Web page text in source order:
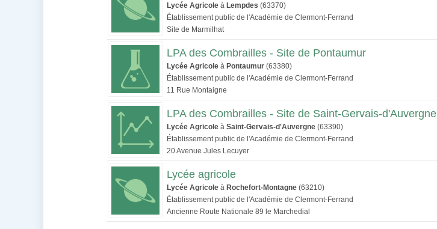
Lycée Agricole à Lempdes (63370)
Établissement public de l'Académie de Clermont-Ferrand
Site de Marmilhat
LPA des Combrailles - Site de Pontaumur
Lycée Agricole à Pontaumur (63380)
Établissement public de l'Académie de Clermont-Ferrand
11 Rue Montaigne
LPA des Combrailles - Site de Saint-Gervais-d'Auvergne
Lycée Agricole à Saint-Gervais-d'Auvergne (63390)
Établissement public de l'Académie de Clermont-Ferrand
20 Avenue Jules Lecuyer
Lycée agricole
Lycée Agricole à Rochefort-Montagne (63210)
Établissement public de l'Académie de Clermont-Ferrand
Ancienne Route Nationale 89 le Marchedial